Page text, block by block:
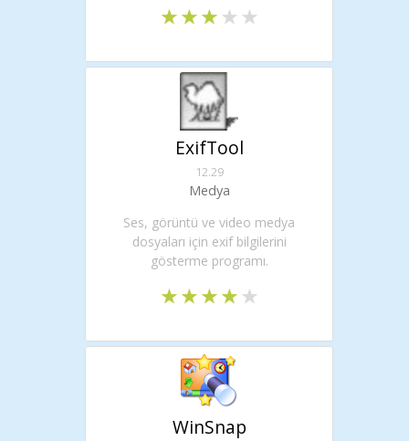
ExifTool
12.29
Medya
Ses, görüntü ve video medya
dosyaları için exif bilgilerini
gösterme programı.
WinSnap